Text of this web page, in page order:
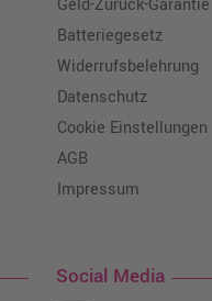
Geld-Zurück-Garantie
Batteriegesetz
Widerrufsbelehrung
Datenschutz
Cookie Einstellungen
AGB
Impressum
Social Media